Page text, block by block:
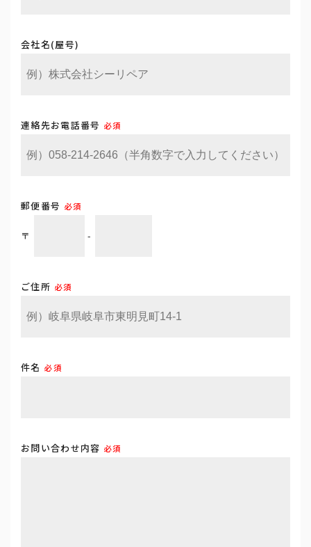
会社名(屋号)
連絡先お電話番号 必須
郵便番号 必須
〒 -
ご住所 必須
件名 必須
お問い合わせ内容 必須